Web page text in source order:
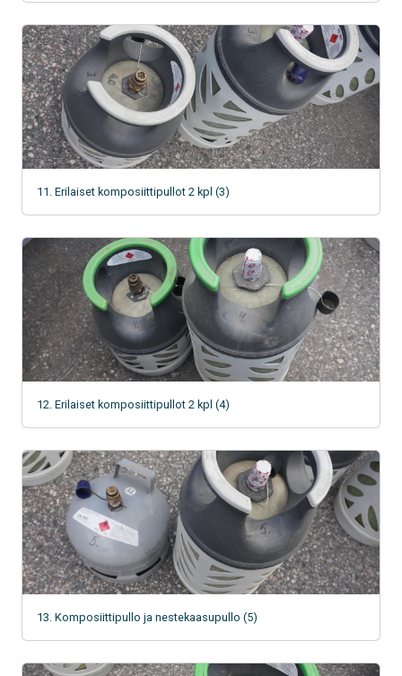
11. Erilaiset komposiittipullot 2 kpl (3)
12. Erilaiset komposiittipullot 2 kpl (4)
13. Komposiittipullo ja nestekaasupullo (5)